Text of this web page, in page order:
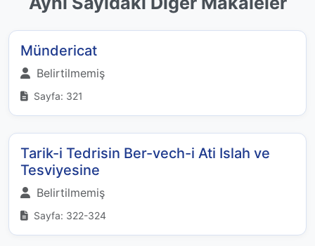
Mündericat
Belirtilmemiş
Sayfa: 321
Tarik-i Tedrisin Ber-vech-i Ati Islah ve
Tesviyesine
Belirtilmemiş
Sayfa: 322-324